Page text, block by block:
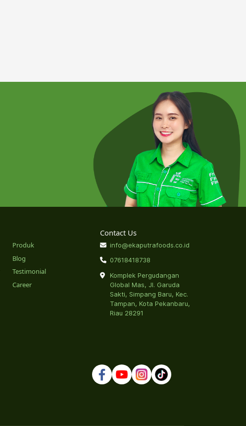
Produk
Blog
Testimonial
Career
Contact Us
info@ekaputrafoods.co.id
07618418738
Komplek Pergudangan
Global Mas, Jl. Garuda
Sakti, Simpang Baru, Kec.
Tampan, Kota Pekanbaru,
Riau 28291